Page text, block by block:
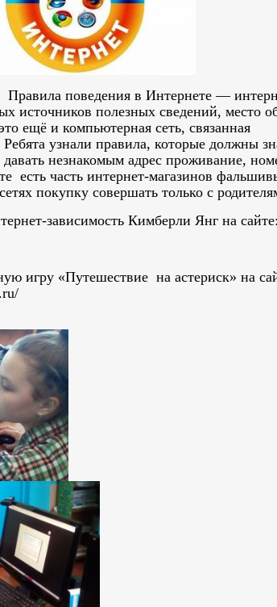
Правила поведения в Интернете —
источников полезных сведений, место
ещё и компьютерная сеть, связанная
узнали правила, которые должны
незнакомым адрес проживание,
есть часть интернет-магазинов
покупку совершать только с
зависимость Кимберли Янг на сайте:
игру «Путешествие на астериск» на